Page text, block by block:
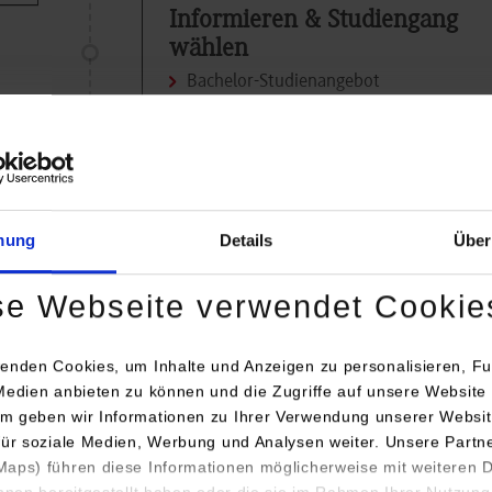
Details
Webseite verwendet
Cookies, um Inhalte und Anzeigen zu personalisieren,
anbieten zu können und die Zugriffe auf unsere
geben wir Informationen zu Ihrer Verwendung unserer
soziale Medien, Werbung und Analysen weiter. Unsere
führen diese Informationen möglicherweise mit weiteren
Informieren & Studiengang
wählen
Bachelor-Studienangebot
DHBW Studienvertrag mit dem Dualen
Partner abschließen